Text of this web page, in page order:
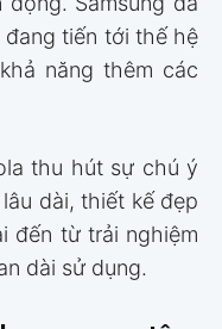
tiến tới thế hệ
năng thêm các
thu hút sự chú ý
dài, thiết kế đẹp
đến từ trải nghiệm
dài sử dụng.